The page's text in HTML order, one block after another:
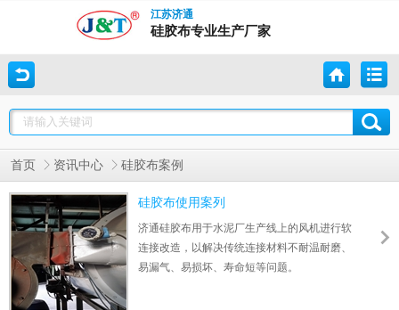
江苏济通
硅胶布专业生产厂家
首页 资讯中心 硅胶布案例
硅胶布使用案列
济通硅胶布用于水泥厂生产线上的风机进行软
连接改造，以解决传统连接材料不耐温耐磨、
易漏气、易损坏、寿命短等问题。